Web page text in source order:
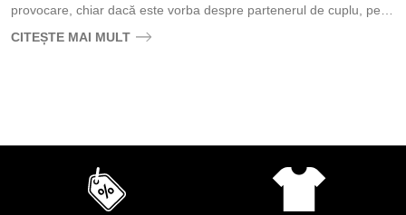
provocare, chiar dacă este vorba despre partenerul de cuplu, pe
CITEȘTE MAI MULT